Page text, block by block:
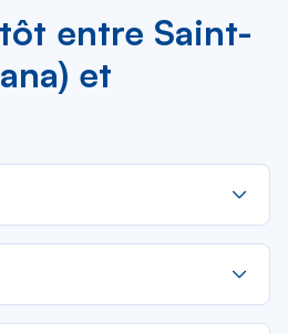
entre Saint-
et